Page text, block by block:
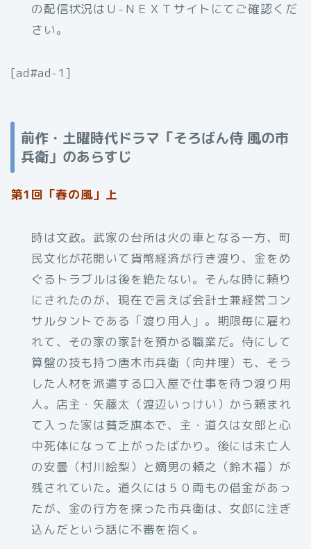
の配信状況はＵ-ＮＥＸＴサイトにてご確認くだ
さい。
[ad#ad-1]
前作・土曜時代ドラマ「そろばん侍 風の市
兵衛」のあらすじ
第1回「春の風」上
時は文政。武家の台所は火の車となる一方、町
民文化が花開いて貨幣経済が行き渡り、金をめ
ぐるトラブルは後を絶たない。そんな時に頼り
にされたのが、現在で言えば会計士兼経営コン
サルタントである「渡り用人」。期限毎に雇わ
れて、その家の家計を預かる職業だ。侍にして
算盤の技も持つ唐木市兵衛（向井理）も、そう
した人材を派遣する口入屋で仕事を待つ渡り用
人。店主・矢藤太（渡辺いっけい）から頼まれ
て入った家は貧乏旗本で、主・道久は女郎と心
中死体になって上がったばかり。後には未亡人
の安曇（村川絵梨）と嫡男の頼之（鈴木福）が
残されていた。道久には５０両もの借金があっ
たが、金の行方を探った市兵衛は、女郎に注ぎ
込んだという話に不審を抱く。